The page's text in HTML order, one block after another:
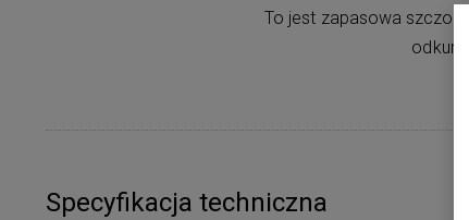
To jest zapasowa
Specyfikacja techniczna